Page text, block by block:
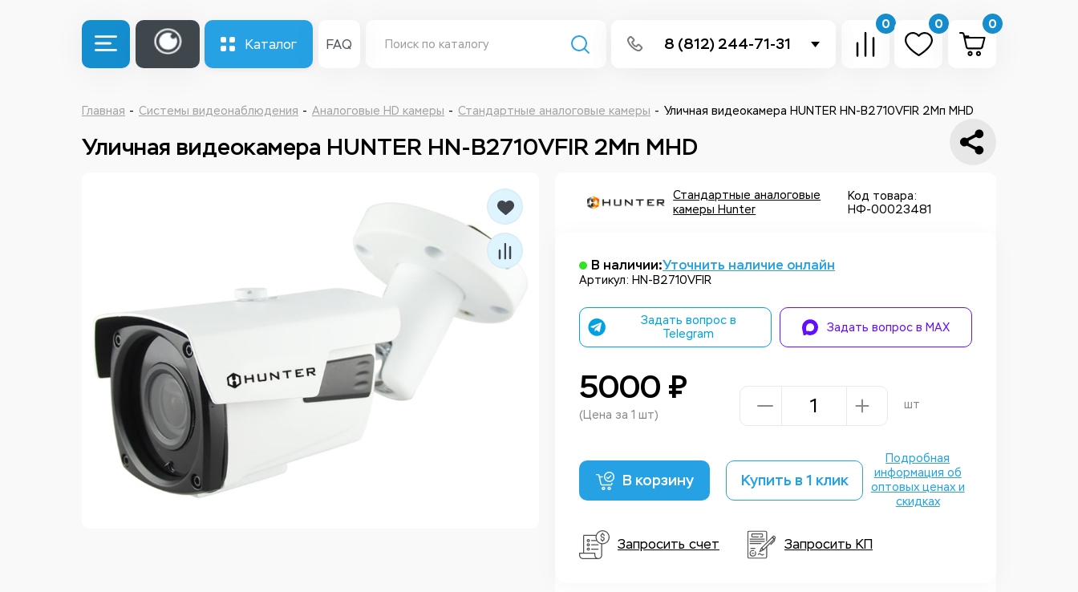
Каталог FAQ 8 (812) 244-71-31
Написать в Telegram
Написать в Whatsapp
0 0 0
Главная Системы видеонаблюдения Аналоговые HD камеры Стандартные аналоговые камеры Уличная видеокамера HUNTER HN-B2710VFIR 2Мп MHD
Уличная видеокамера HUNTER HN-B2710VFIR 2Мп MHD
Стандартные аналоговые
камеры Hunter
Код товара:
НФ-00023481
В наличии:Уточнить наличие онлайн
Артикул: HN-B2710VFIR
Задать вопрос в
Telegram
Задать вопрос в MAX
5000 ₽
(Цена за 1 шт)
шт
В корзину Купить в 1 клик
Подробная
информация об
оптовых ценах и
скидках
Запросить счет Запросить КП